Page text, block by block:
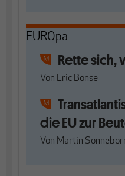
EUROpa
Rette sich,
Von Eric Bonse
die EU zur
Von Martin